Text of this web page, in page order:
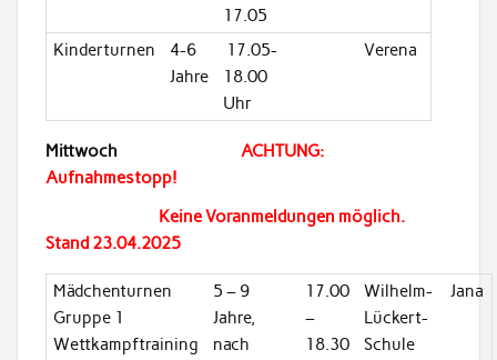
17.05
Kinderturnen
4-6
Jahre
17.05-
18.00
Uhr
Verena
Mittwoch
ACHTUNG:
Aufnahmestopp!
Keine Voranmeldungen möglich.
Stand 23.04.2025
Mädchenturnen
Gruppe 1
Wettkampftraining
5 – 9
Jahre,
nach
17.00
–
18.30
Wilhelm-
Lückert-
Schule
Jana